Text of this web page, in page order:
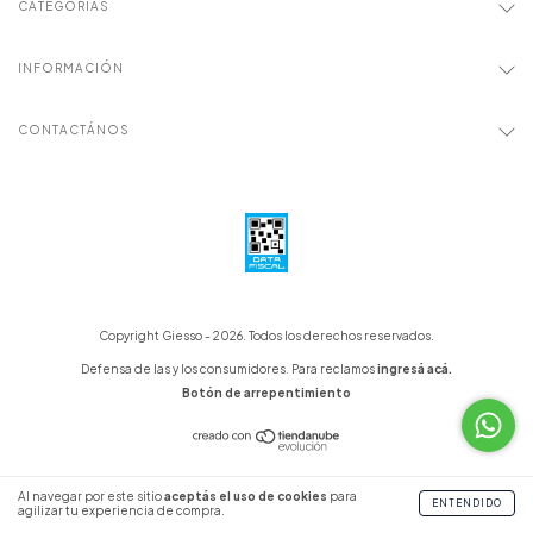
Al navegar por este sitioaceptás el uso de cookies para
agilizar tu experiencia de compra.
ENTENDIDO
CATEGORÍAS
INFORMACIÓN
CONTACTÁNOS
Copyright Giesso - 2026. Todos los derechos reservados.
Defensa de las y los consumidores. Para reclamosingresá acá.
Botón de arrepentimiento